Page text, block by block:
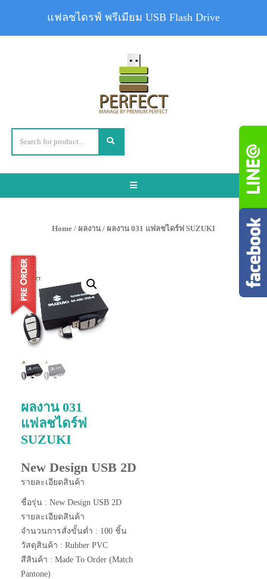
Toggle
Home / ผลงาน / ผลงาน 031 แฟลชไดร์ฟ SUZUKI
ผลงาน 031
แฟลชไดร์ฟ
SUZUKI
New Design USB 2D
รายละเอียดสินค้า
ชื่อรุ่น : New Design USB 2D
รายละเอียดสินค้า
จำนวนการสั่งขั้นต่ำ : 100 ชิ้น
วัสดุสินค้า : Rubber PVC
สีสินค้า : Made To Order (Match
Pantone)
แฟลชไดรฟ์ พรีเมียม USB Flash Drive